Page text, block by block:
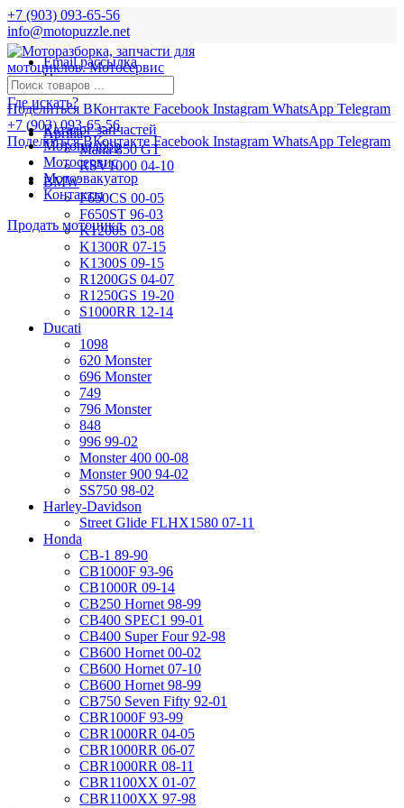
+7 (903) 093-65-56
info@motopuzzle.net
Email рассылка
Новости
Поделиться ВКонтакте Facebook Instagram WhatsApp Telegram
+7 (903) 093-65-56
Поделиться ВКонтакте Facebook Instagram WhatsApp Telegram
Где искать?
Aprilia
Mana 850 GT
RSV1000 04-10
BMW
F650CS 00-05
F650ST 96-03
K1200S 03-08
K1300R 07-15
K1300S 09-15
R1200GS 04-07
R1250GS 19-20
S1000RR 12-14
Ducati
1098
620 Monster
696 Monster
749
796 Monster
848
996 99-02
Monster 400 00-08
Monster 900 94-02
SS750 98-02
Harley-Davidson
Street Glide FLHX1580 07-11
Honda
CB-1 89-90
CB1000F 93-96
CB1000R 09-14
CB250 Hornet 98-99
CB400 SPEC1 99-01
CB400 Super Four 92-98
CB600 Hornet 00-02
CB600 Hornet 07-10
CB600 Hornet 98-99
CB750 Seven Fifty 92-01
CBR1000F 93-99
CBR1000RR 04-05
CBR1000RR 06-07
CBR1000RR 08-11
CBR1100XX 01-07
CBR1100XX 97-98
Каталог запчастей
Мотоподбор
Мотосервис
Мотоэвакуатор
Контакты
Продать мотоцикл